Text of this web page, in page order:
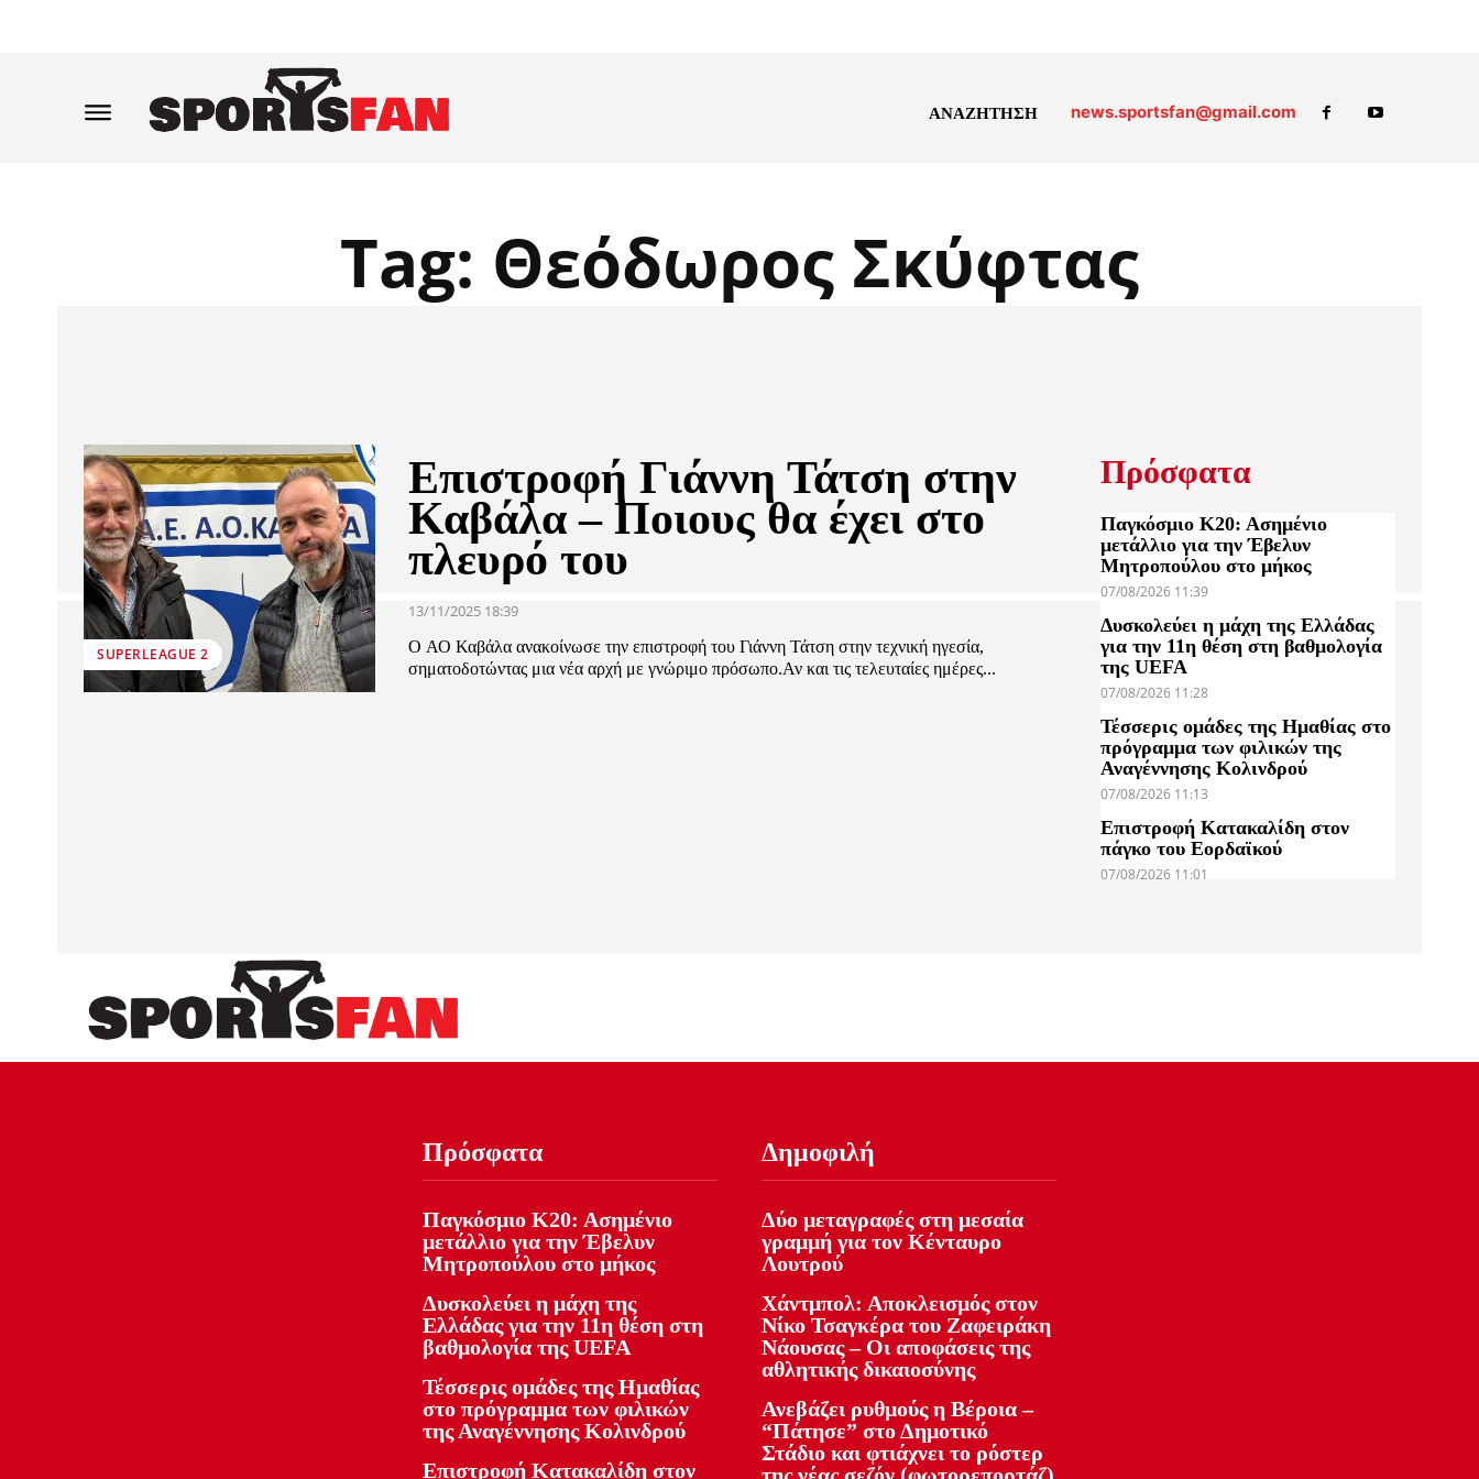
ΑΝΑΖΗΤΗΣΗ news.sportsfan@gmail.com
Tag: Θεόδωρος Σκύφτας
SUPERLEAGUE 2
Επιστροφή Γιάννη Τάτση στην
Καβάλα – Ποιους θα έχει στο
πλευρό του
13/11/2025 18:39
Ο ΑΟ Καβάλα ανακοίνωσε την επιστροφή του Γιάννη Τάτση στην τεχνική ηγεσία,
σηματοδοτώντας μια νέα αρχή με γνώριμο πρόσωπο.Αν και τις τελευταίες ημέρες...
Πρόσφατα
Παγκόσμιο Κ20: Ασημένιο
μετάλλιο για την Έβελυν
Μητροπούλου στο μήκος
07/08/2026 11:39
Δυσκολεύει η μάχη της Ελλάδας
για την 11η θέση στη βαθμολογία
της UEFA
07/08/2026 11:28
Τέσσερις ομάδες της Ημαθίας στο
πρόγραμμα των φιλικών της
Αναγέννησης Κολινδρού
07/08/2026 11:13
Επιστροφή Κατακαλίδη στον
πάγκο του Εορδαϊκού
07/08/2026 11:01
Πρόσφατα
Παγκόσμιο Κ20: Ασημένιο
μετάλλιο για την Έβελυν
Μητροπούλου στο μήκος
Δυσκολεύει η μάχη της
Ελλάδας για την 11η θέση στη
βαθμολογία της UEFA
Τέσσερις ομάδες της Ημαθίας
στο πρόγραμμα των φιλικών
της Αναγέννησης Κολινδρού
Επιστροφή Κατακαλίδη στον
Δημοφιλή
Δύο μεταγραφές στη μεσαία
γραμμή για τον Κένταυρο
Λουτρού
Χάντμπολ: Αποκλεισμός στον
Νίκο Τσαγκέρα του Ζαφειράκη
Νάουσας – Οι αποφάσεις της
αθλητικής δικαιοσύνης
Ανεβάζει ρυθμούς η Βέροια –
“Πάτησε” στο Δημοτικό
Στάδιο και φτιάχνει το ρόστερ